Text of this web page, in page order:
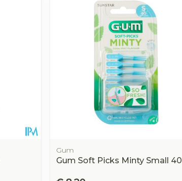
Gum
Gum Soft Picks Minty Small 40